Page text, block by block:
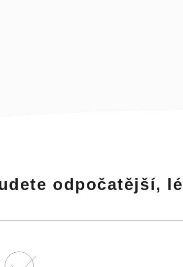
odpočatější,